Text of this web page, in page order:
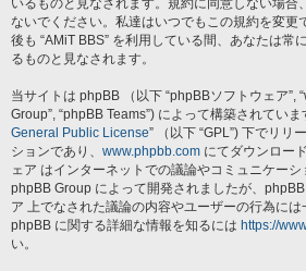
いるものと見なされます。規約に同意しない場合
ないでください。私達はいつでもこの規約を変更
後も “AMiT BBS” を利用している間、あなたは常
るものと見なされます。
当サイトは phpBB （以下 “phpBBソフトウェア”,
Group”, “phpBB Teams”) によって構築されてい
General Public License” （以下 “GPL”) 下でリリ
ションであり、 www.phpbb.com にてダウンロー
ェア はインターネットでの議論やコミュニケー
phpBB Group によって開発されましたが、
ア 上でなされた議論の内容やユーザーの行為には
phpBB に関する詳細な情報を知るには https://
い。